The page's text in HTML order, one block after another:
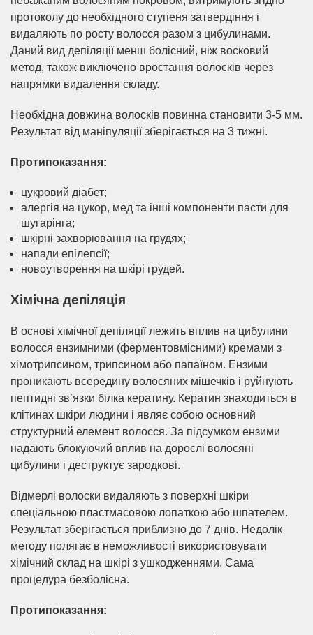
протоколу до необхідного ступеня затвердіння і
видаляють по росту волосся разом з цибулинами.
Даний вид депіляції менш болісний, ніж восковий
метод, також виключено вростання волосків через
напрямки видалення складу.
Необхідна довжина волосків повинна становити 3-5 мм.
Результат від маніпуляції зберігається на 3 тижні.
Протипоказання:
цукровий діабет;
алергія на цукор, мед та інші компоненти пасти для
шугарінга;
шкірні захворювання на грудях;
напади епілепсії;
новоутворення на шкірі грудей.
Хімічна депіляція
В основі хімічної депіляції лежить вплив на цибулини
волосся ензимними (ферментовмісними) кремами з
хімотрипсином, трипсином або папаїном. Ензими
проникають всередину волосяних мішечків і руйнують
пептидні зв’язки білка кератину. Кератин знаходиться в
клітинах шкіри людини і являє собою основний
структурний елемент волосся. За підсумком ензими
надають блокуючий вплив на дорослі волосяні
цибулини і деструктує зародкові.
Відмерлі волоски видаляють з поверхні шкіри
спеціальною пластмасовою лопаткою або шпателем.
Результат зберігається приблизно до 7 днів. Недолік
методу полягає в неможливості використовувати
хімічний склад на шкірі з ушкодженнями. Сама
процедура безболісна.
Протипоказання: